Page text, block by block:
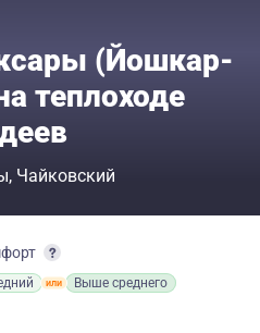
(Йошкар-
теплоходе
Чайковский
Выше среднего